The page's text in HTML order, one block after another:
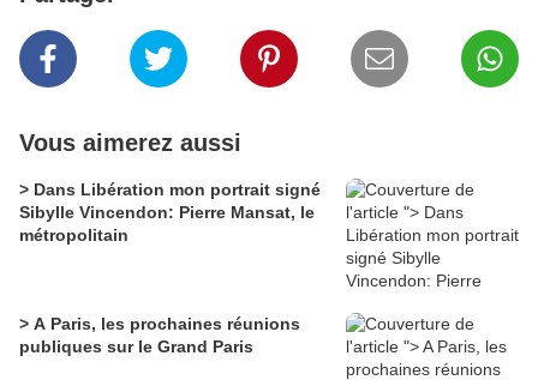
Vous aimerez aussi
> Dans Libération mon portrait signé
Sibylle Vincendon: Pierre Mansat, le
métropolitain
> A Paris, les prochaines réunions
publiques sur le Grand Paris